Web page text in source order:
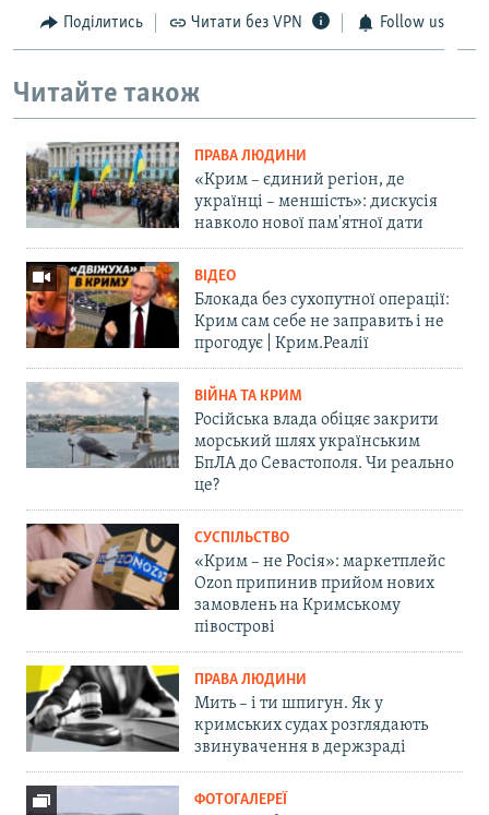
Поділитись Читати без VPN Follow us
Читайте також
ПРАВА ЛЮДИНИ
«Крим – єдиний регіон, де
українці – меншість»: дискусія
навколо нової пам'ятної дати
ВІДЕО
Блокада без сухопутної операції:
Крим сам себе не заправить і не
прогодує | Крим.Реалії
ВІЙНА ТА КРИМ
Російська влада обіцяє закрити
морський шлях українським
БпЛА до Севастополя. Чи реально
це?
СУСПІЛЬСТВО
«Крим – не Росія»: маркетплейс
Ozon припинив прийом нових
замовлень на Кримському
півострові
ПРАВА ЛЮДИНИ
Мить – і ти шпигун. Як у
кримських судах розглядають
звинувачення в держзраді
ФОТОГАЛЕРЕЇ